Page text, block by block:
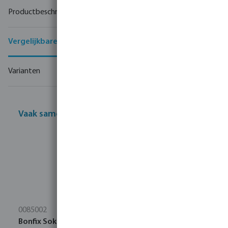
Productbeschrijving
Vergelijkbare producten
Varianten
Vaak samen gekocht
0085002
Bonfix Sok RVS 316L 22 mm pers KIWA